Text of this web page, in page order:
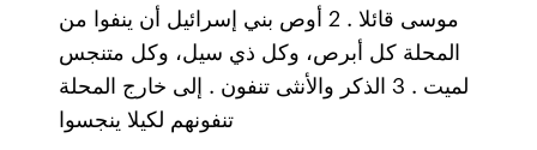
موسى قائلا . 2 أوص بني إسرائيل أن ينفوا من
المحلة كل أبرص، وكل ذي سيل، وكل متنجس
لميت . 3 الذكر والأنثى تنفون . إلى خارج المحلة
تنفونهم لكيلا ينجسوا